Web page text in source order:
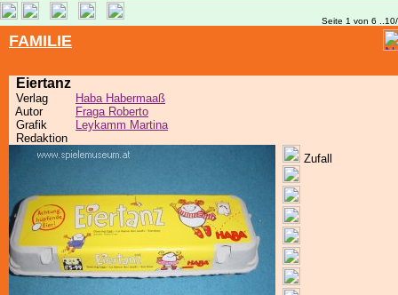
Seite 1 von 6
FAMILIE
Eiertanz
Verlag
Haba Habermaaß
Autor
Fraga Roberto
Grafik
Leykamm Martina
Redaktion
Zufall